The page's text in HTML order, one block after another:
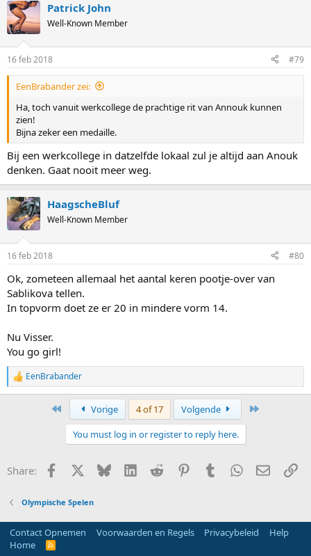
c
t
i
s
:
Patrick John
Well-Known Member
16 feb 2018 #79
EenBrabander zei:
Ha, toch vanuit werkcollege de prachtige rit van Annouk kunnen
zien!
Bijna zeker een medaille.
Bij een werkcollege in datzelfde lokaal zul je altijd aan Anouk
denken. Gaat nooit meer weg.
HaagscheBluf
Well-Known Member
16 feb 2018 #80
Ok, zometeen allemaal het aantal keren pootje-over van
Sablikova tellen.
In topvorm doet ze er 20 in mindere vorm 14.
Nu Visser.
You go girl!
R
e
s
EenBrabander
Vorige 4 of 17 Volgende
You must log in or register to reply here.
Share: Facebook Bluesky LinkedInReddit PinterestTumblrWhatsApp
E-mail
Olympische Spelen
Contact Opnemen Voorwaarden en Regels Privacybeleid
Help
Home
R